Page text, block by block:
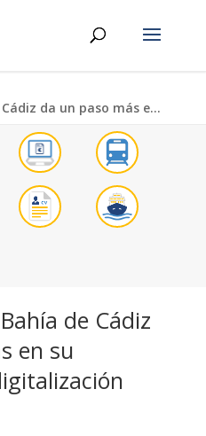
El Puerto de la Bahía de Cádiz da un paso más en su estrategia de digitalización
de Cádiz
en su